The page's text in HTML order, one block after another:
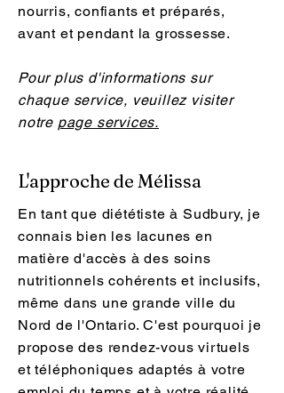
nourris, confiants et préparés,
avant et pendant la grossesse.
Pour plus d'informations sur
chaque service, veuillez visiter
notre page services.
L'approche de Mélissa
En tant que diététiste à Sudbury, je
connais bien les lacunes en
matière d'accès à des soins
nutritionnels cohérents et inclusifs,
même dans une grande ville du
Nord de l'Ontario. C'est pourquoi je
propose des rendez-vous virtuels
et téléphoniques adaptés à votre